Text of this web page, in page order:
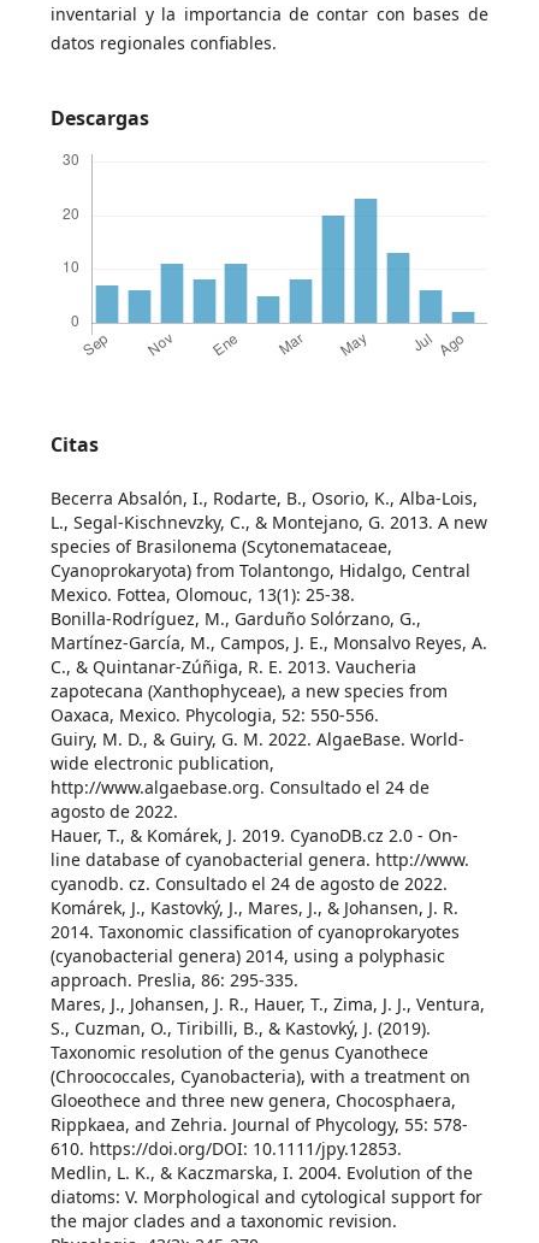
inventarial y la importancia de contar con bases de
datos regionales confiables.
Descargas
Citas
Becerra Absalón, I., Rodarte, B., Osorio, K., Alba-Lois,
L., Segal-Kischnevzky, C., & Montejano, G. 2013. A new
species of Brasilonema (Scytonemataceae,
Cyanoprokaryota) from Tolantongo, Hidalgo, Central
Mexico. Fottea, Olomouc, 13(1): 25-38.
Bonilla-Rodríguez, M., Garduño Solórzano, G.,
Martínez-García, M., Campos, J. E., Monsalvo Reyes, A.
C., & Quintanar-Zúñiga, R. E. 2013. Vaucheria
zapotecana (Xanthophyceae), a new species from
Oaxaca, Mexico. Phycologia, 52: 550-556.
Guiry, M. D., & Guiry, G. M. 2022. AlgaeBase. World-
wide electronic publication,
http://www.algaebase.org. Consultado el 24 de
agosto de 2022.
Hauer, T., & Komárek, J. 2019. CyanoDB.cz 2.0 - On-
line database of cyanobacterial genera. http://www.
cyanodb. cz. Consultado el 24 de agosto de 2022.
Komárek, J., Kastovký, J., Mares, J., & Johansen, J. R.
2014. Taxonomic classification of cyanoprokaryotes
(cyanobacterial genera) 2014, using a polyphasic
approach. Preslia, 86: 295-335.
Mares, J., Johansen, J. R., Hauer, T., Zima, J. J., Ventura,
S., Cuzman, O., Tiribilli, B., & Kastovký, J. (2019).
Taxonomic resolution of the genus Cyanothece
(Chroococcales, Cyanobacteria), with a treatment on
Gloeothece and three new genera, Chocosphaera,
Rippkaea, and Zehria. Journal of Phycology, 55: 578-
610. https://doi.org/DOI: 10.1111/jpy.12853.
Medlin, L. K., & Kaczmarska, I. 2004. Evolution of the
diatoms: V. Morphological and cytological support for
the major clades and a taxonomic revision.